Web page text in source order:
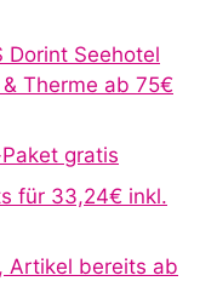
Dorint Seehotel
Therme ab 75€
gratis
für 33,24€ inkl.
Artikel bereits ab